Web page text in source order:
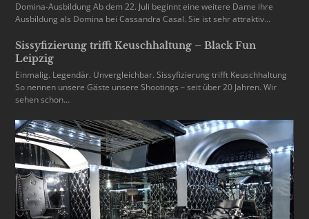
Domina-Ausbildung Ab dem 22. Juli beginnt eine weitere Dame ihre
Ausbildung als Domina bei Cassandra Casal. Sie ist sehr attraktiv…
Sissyfizierung trifft Keuschhaltung – Black Fun
Leipzig
Einmalig. Legendär. Unvergleichbar. Sissyfizierung trifft Keuschhaltung
So nennen unsere Gäste unsere Shootings – seit über 20 Jahren. Wir
sehen schon…